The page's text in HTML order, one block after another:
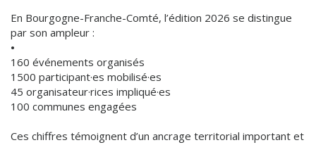
En Bourgogne-Franche-Comté, l’édition 2026 se distingue
par son ampleur :
•
160 événements organisés
1500 participant·es mobilisé·es
45 organisateur·rices impliqué·es
100 communes engagées
Ces chiffres témoignent d’un ancrage territorial important et